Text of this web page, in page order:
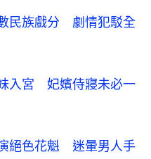
民族戲分　劇情犯駁全
入宮　妃嬪侍寢未必一
絕色花魁　迷暈男人手